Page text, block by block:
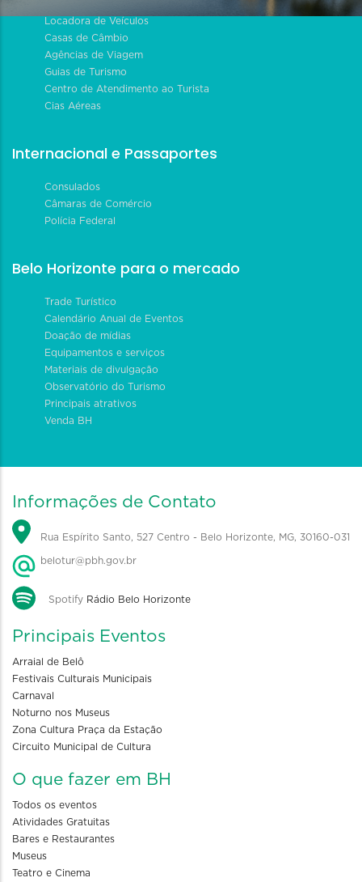
Locadora de Veículos
Casas de Câmbio
Agências de Viagem
Guias de Turismo
Centro de Atendimento ao Turista
Cias Aéreas
Internacional e Passaportes
Consulados
Câmaras de Comércio
Polícia Federal
Belo Horizonte para o mercado
Trade Turístico
Calendário Anual de Eventos
Doação de mídias
Equipamentos e serviços
Materiais de divulgação
Observatório do Turismo
Principais atrativos
Venda BH
Informações de Contato
Rua Espírito Santo, 527 Centro - Belo Horizonte, MG, 30160-031
belotur@pbh.gov.br
Spotify Rádio Belo Horizonte
Principais Eventos
Arraial de Belô
Festivais Culturais Municipais
Carnaval
Noturno nos Museus
Zona Cultura Praça da Estação
Circuito Municipal de Cultura
O que fazer em BH
Todos os eventos
Atividades Gratuitas
Bares e Restaurantes
Museus
Teatro e Cinema